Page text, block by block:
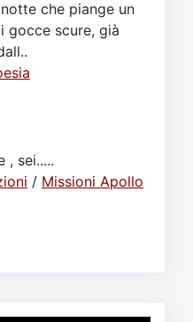
che piange un
gocce scure, già
, sei.....
/ Missioni Apollo